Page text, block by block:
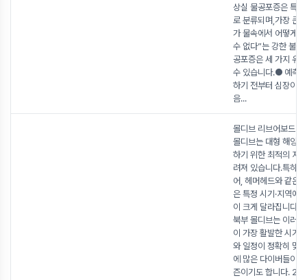
상실 물공포증은 특
로 분류되며,가장 큰
가 물속에서 어떻게
수 없다”는 강한 불안
공포증은 세 가지 유
수 있습니다.● 예측
하기 전부터 심장이
음...
몰디브 리브어보드
몰디브는 대형 해양
하기 위한 최적의 지
려져 있습니다.특히
어, 헤머헤드와 같은
은 특정 시기·지역에
이 크게 달라집니다.
북부 몰디브는 이러
이 가장 활발한 시기
와 일정이 정확히 맞
에 많은 다이버들이
즌이기도 합니다.